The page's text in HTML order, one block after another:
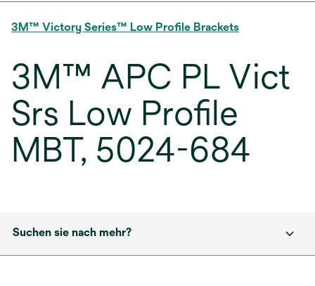
3M™ Victory Series™ Low Profile Brackets
3M™ APC PL Vict
Srs Low Profile
MBT, 5024-684
Suchen sie nach mehr?